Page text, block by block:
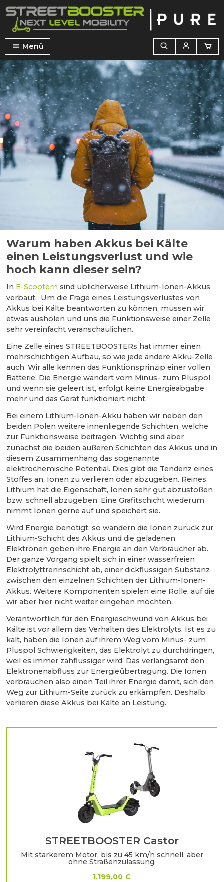
springen
Menü
Warum haben Akkus bei Kälte
einen Leistungsverlust und wie
hoch kann dieser sein?
In E-Scootern sind üblicherweise Lithium-Ionen-Akkus
verbaut. Um die Frage eines Leistungsverlustes von
Akkus bei Kälte beantworten zu können, müssen wir
etwas ausholen und uns die Funktionsweise einer Zelle
sehr vereinfacht veranschaulichen.
Eine Zelle eines STREETBOOSTERs hat immer einen
mehrschichtigen Aufbau, so wie jede andere Akku-Zelle
auch. Wir alle kennen das Funktionsprinzip einer vollen
Batterie. Die Energie wandert vom Minus- zum Pluspol
und wenn sie geleert ist, erfolgt keine Energieabgabe
mehr und das Gerät funktioniert nicht.
Bei einem Lithium-Ionen-Akku haben wir neben den
beiden Polen weitere innenliegende Schichten, welche
zur Funktionsweise beitragen. Wichtig sind aber
zunächst die beiden äußeren Schichten des Akkus und in
diesem Zusammenhang das sogenannte
elektrochemische Potential. Dies gibt die Tendenz eines
Stoffes an, Ionen zu verlieren oder abzugeben. Reines
Lithium hat die Eigenschaft, Ionen sehr gut abzustoßen
bzw. schnell abzugeben. Eine Grafitschicht wiederum
nimmt Ionen gerne auf und speichert sie.
Wird Energie benötigt, so wandern die Ionen zurück zur
Lithium-Schicht des Akkus und die geladenen
Elektronen geben ihre Energie an den Verbraucher ab.
Der ganze Vorgang spielt sich in einer wasserfreien
Elektrolyttrennschicht ab, einer dickflüssigen Substanz
zwischen den einzelnen Schichten der Lithium-Ionen-
Akkus. Weitere Komponenten spielen eine Rolle, auf die
wir aber hier nicht weiter eingehen möchten.
Verantwortlich für den Energieschwund von Akkus bei
Kälte ist vor allem das Verhalten des Elektrolyts. Ist es zu
kalt, haben die Ionen auf ihrem Weg vom ­Minus- zum
Pluspol Schwierigkeiten, das Elektrolyt zu durchdringen,
weil es immer zähflüssiger wird. Das verlangsamt den
Elektronenabfluss zur Energieübertragung. Die Ionen
verbrauchen also einen Teil ihrer Energie damit, sich den
Weg zur Lithium-Seite zurück zu erkämpfen. Deshalb
verlieren diese Akkus bei Kälte an Leistung.
STREETBOOSTER Castor
Mit stärkerem Motor, bis zu 45 km/h schnell, aber
ohne Straßenzulassung.
1.199,00 €